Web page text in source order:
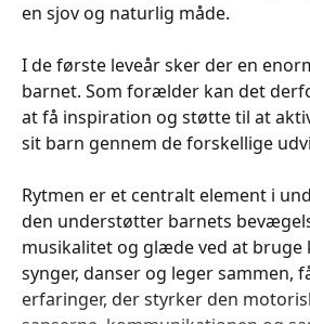
en sjov og naturlig måde.
I de første leveår sker der en
barnet. Som forælder kan det
at få inspiration og støtte til at
sit barn gennem de forskellige
Rytmen er et centralt element i
den understøtter barnets
musikalitet og glæde ved at bruge
synger, danser og leger sammen,
erfaringer, der styrker den